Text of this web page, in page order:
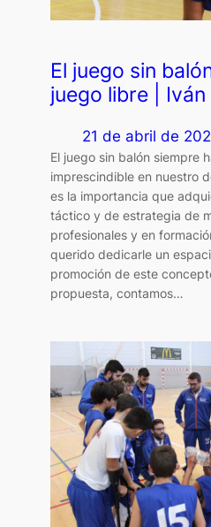
El juego sin
juego libre | Iván
21 de abril de
El juego sin balón siempre
imprescindible en nuestro
es la importancia que
táctico y de estrategia de
profesionales y en
querido dedicarle un
promoción de este
propuesta, contamos…